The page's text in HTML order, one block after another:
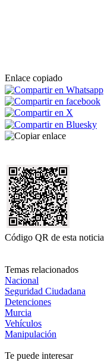
Enlace copiado
Código QR de esta noticia
Temas relacionados
Nacional
Seguridad Ciudadana
Detenciones
Murcia
Vehículos
Manipulación
Te puede interesar